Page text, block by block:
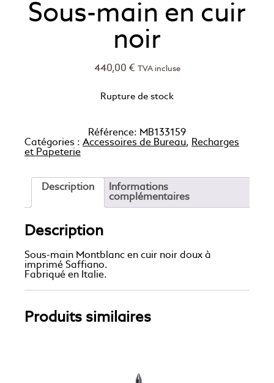
Sous-main en cuir
noir
440,00 € TVA incluse
Rupture de stock
Référence: MB133159
Catégories : Accessoires de Bureau, Recharges
et Papeterie
Description
Informations
complémentaires
Description
Sous-main Montblanc en cuir noir doux à
imprimé Saffiano.
Fabriqué en Italie.
Produits similaires